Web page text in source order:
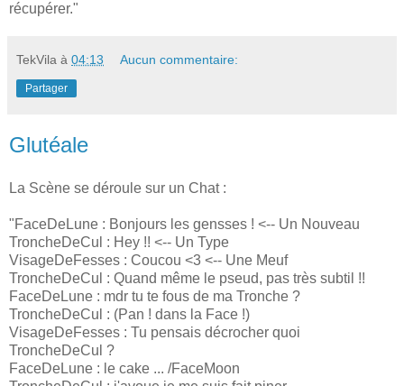
récupérer."
TekVila à 04:13 Aucun commentaire:
Partager
Glutéale
La Scène se déroule sur un Chat :
"FaceDeLune : Bonjours les gensses ! <-- Un Nouveau
TroncheDeCul : Hey !! <-- Un Type
VisageDeFesses : Coucou <3 <-- Une Meuf
TroncheDeCul : Quand même le pseud, pas très subtil !!
FaceDeLune : mdr tu te fous de ma Tronche ?
TroncheDeCul : (Pan ! dans la Face !)
VisageDeFesses : Tu pensais décrocher quoi
TroncheDeCul ?
FaceDeLune : le cake ... /FaceMoon